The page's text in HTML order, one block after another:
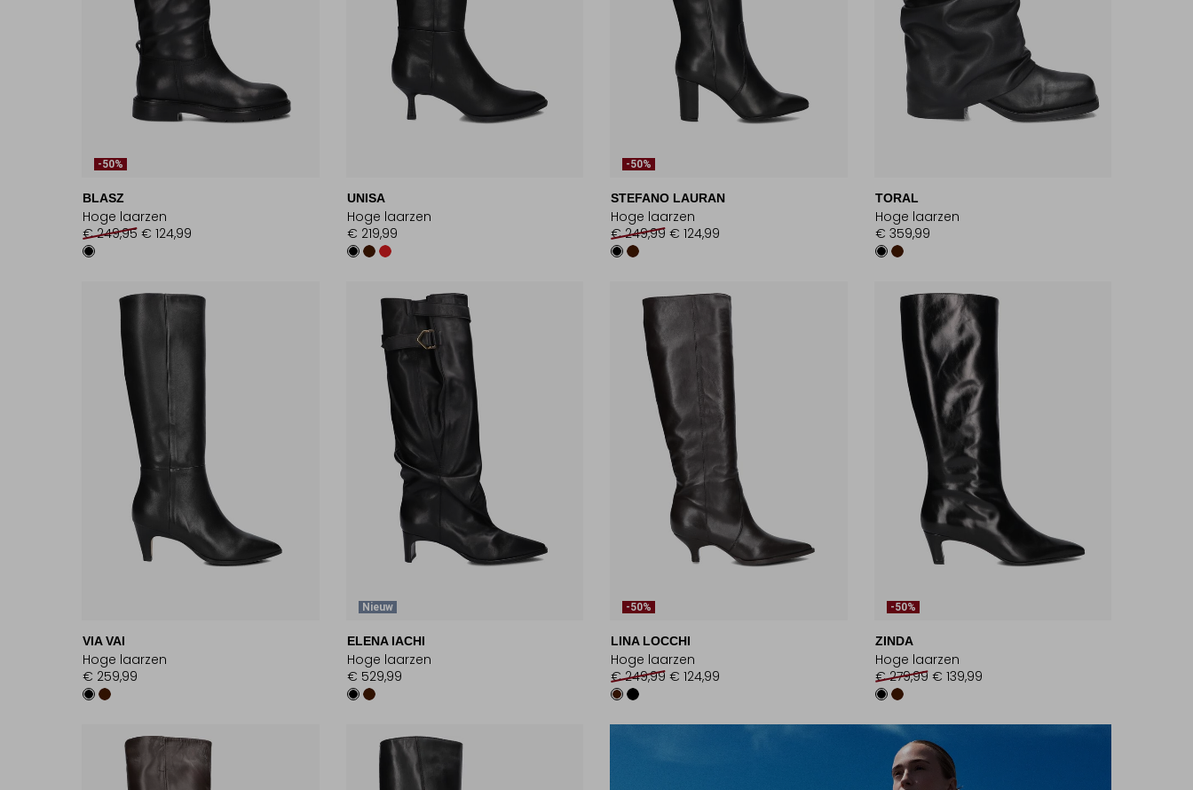
-50%
BLASZ
Hoge laarzen
€ 249,95 € 124,99
UNISA
Hoge laarzen
€ 219,99
-50%
STEFANO LAURAN
Hoge laarzen
€ 249,99 € 124,99
TORAL
Hoge laarzen
€ 359,99
VIA VAI
Hoge laarzen
€ 259,99
Nieuw
ELENA IACHI
Hoge laarzen
€ 529,99
-50%
LINA LOCCHI
Hoge laarzen
€ 249,99 € 124,99
-50%
ZINDA
Hoge laarzen
€ 279,99 € 139,99